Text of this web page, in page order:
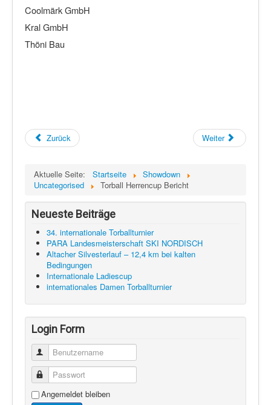
Coolmärk GmbH
Kral GmbH
Thöni Bau
Zurück Weiter
Aktuelle Seite: Startseite
Showdown
Uncategorised
Torball Herrencup Bericht
Neueste Beiträge
34. internationale Torballturnier
PARA Landesmeisterschaft SKI NORDISCH
Altacher Silvesterlauf – 12,4 km bei kalten
Bedingungen
Internationale Ladiescup
internationales Damen Torballturnier
Login Form
Benutzername
Passwort
Angemeldet bleiben